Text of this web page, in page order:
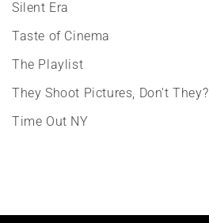
Silent Era
Taste of Cinema
The Playlist
They Shoot Pictures, Don't They?
Time Out NY